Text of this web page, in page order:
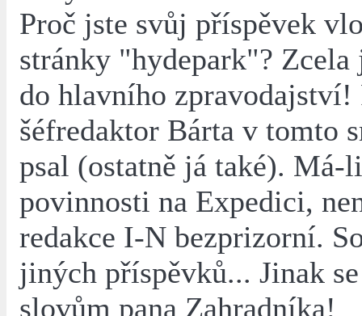
Proč jste svůj příspěvek
stránky "hydepark"?
do hlavního zpravodajství!
šéfredaktor Bárta v tomto
psal (ostatně já také).
povinnosti na Expedici,
redakce I-N bezprizorní.
jiných příspěvků... Jinak
slovům pana Zahradníka!